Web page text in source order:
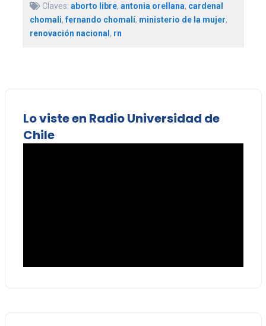
Claves: aborto libre, antonia orellana, cardenal
chomali,fernando chomalí, ministerio de la mujer,
renovación nacional, rn
Lo viste en Radio Universidad de
Chile